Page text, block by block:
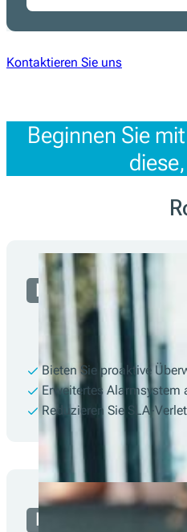
Kontaktieren Sie uns
Beginnen Sie
Partner
Bieten Sie proaktive
Erweitertes Alarmsystem
Reduzieren Sie SLA-
Entwickler